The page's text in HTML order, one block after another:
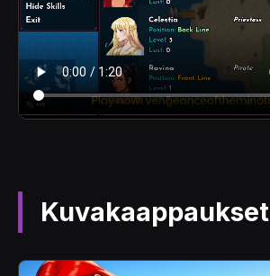
Kuvakaappaukset